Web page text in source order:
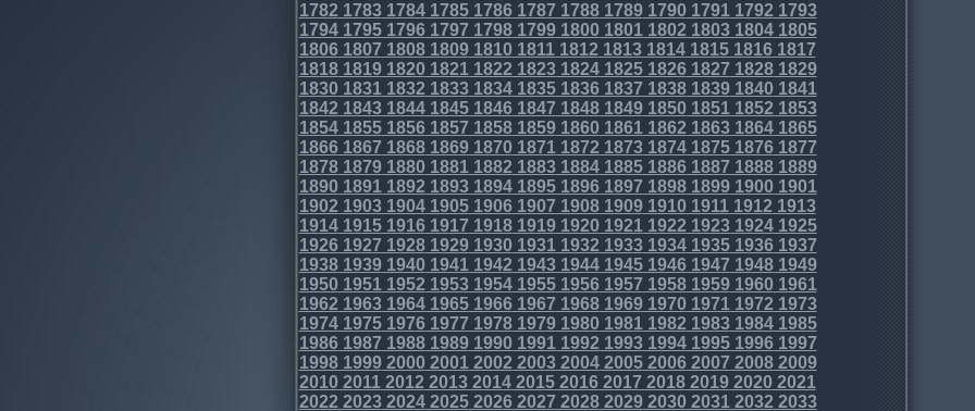
1782 17831784178517861787 17881789179017911792 1793
1794179517961797 17981799180018011802 180318041805
18061807 18081809181018111812 18131814181518161817
18181819182018211822 18231824182518261827 18281829
183018311832 18331834183518361837 1838183918401841
1842 18431844184518461847 18481849185018511852 1853
1854185518561857 18581859186018611862 186318641865
18661867 18681869187018711872 18731874187518761877
18781879188018811882 18831884188518861887 18881889
189018911892 18931894189518961897 1898189919001901
1902 19031904190519061907 19081909191019111912 1913
1914191519161917 19181919192019211922 192319241925
19261927 19281929193019311932 19331934193519361937
19381939194019411942 19431944194519461947 19481949
195019511952 19531954195519561957 1958195919601961
1962 19631964196519661967 19681969197019711972 1973
1974197519761977 19781979198019811982 198319841985
19861987 19881989199019911992 19931994199519961997
19981999200020012002 20032004200520062007 20082009
201020112012 20132014201520162017 2018201920202021
2022 20232024202520262027 20282029203020312032 2033